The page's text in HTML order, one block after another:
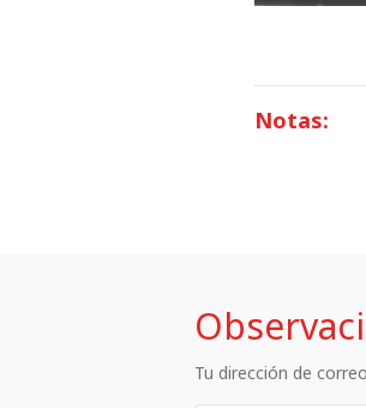
Notas:
Tu dirección de